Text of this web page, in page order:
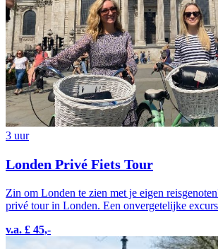
3 uur
Londen Privé Fiets Tour
Zin om Londen te zien met je eigen
privé tour in Londen. Een onvergetelijke
v.a. £ 45,-